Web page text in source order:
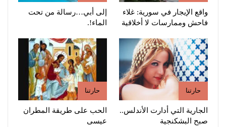
واقع الإيجار في سورية: غلاء
فاحش وممارسات لا أخلاقية
إلى أبي…رسالة من تحت
الماء!.
حارتنا
الجارية التي أدارت الأندلس..
صبح البشكنجية
حارتنا
الحب على طريقة المطران
عيسى